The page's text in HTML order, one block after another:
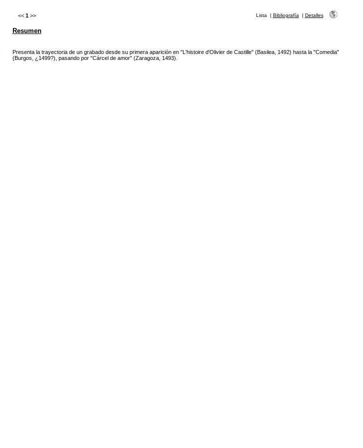
<< 1 >> Lista | Bibliografía | Detalles
Resumen
Presenta la trayectoria de un grabado desde su primera aparición en "L'histoire d'Olivier de Castille" (Basilea, 1492) hasta la "Comedia"
(Burgos, ¿1499?), pasando por "Cárcel de amor" (Zaragoza, 1493).